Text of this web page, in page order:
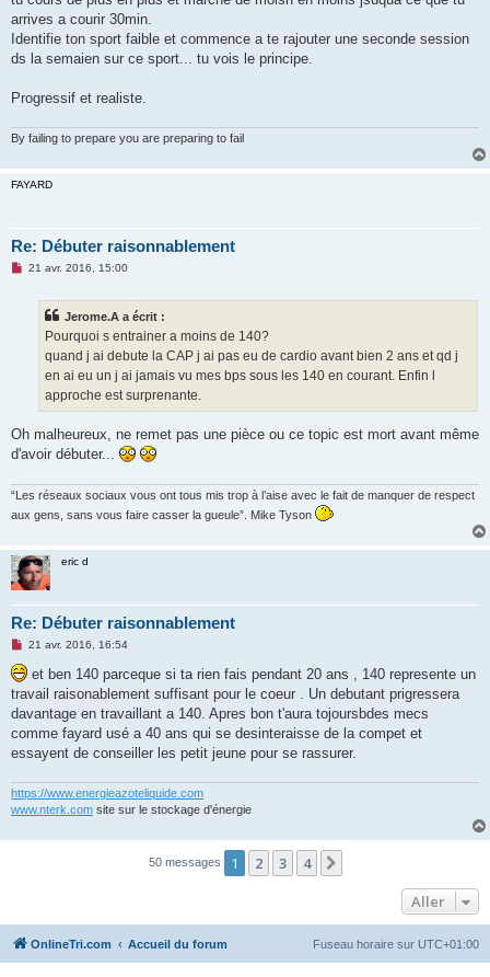
arrives a courir 30min.
Identifie ton sport faible et commence a te rajouter une seconde session
ds la semaien sur ce sport... tu vois le principe.
Progressif et realiste.
By failing to prepare you are preparing to fail
FAYARD
Re: Débuter raisonnablement
M21 avr. 2016, 15:00
Jerome.A a écrit :
Pourquoi s entrainer a moins de 140?
quand j ai debute la CAP j ai pas eu de cardio avant bien 2 ans et qd j
en ai eu un j ai jamais vu mes bps sous les 140 en courant. Enfin l
approche est surprenante.
Oh malheureux, ne remet pas une pièce ou ce topic est mort avant même
d'avoir débuter...
“Les réseaux sociaux vous ont tous mis trop à l’aise avec le fait de manquer de respect
aux gens, sans vous faire casser la gueule”. Mike Tyson
eric d
Re: Débuter raisonnablement
M
s
s
a
g
e
n
o
n
21 avr. 2016, 16:54
et ben 140 parceque si ta rien fais pendant 20 ans , 140 represente un
travail raisonablement suffisant pour le coeur . Un debutant prigressera
davantage en travaillant a 140. Apres bon t'aura tojoursbdes mecs
comme fayard usé a 40 ans qui se desinteraisse de la compet et
essayent de conseiller les petit jeune pour se rassurer.
https://www.energieazoteliquide.com
www.nterk.com site sur le stockage d'énergie
50 messages 1 2 3 4
Aller
OnlineTri.com Accueil du forum Fuseau horaire sur UTC+01:00